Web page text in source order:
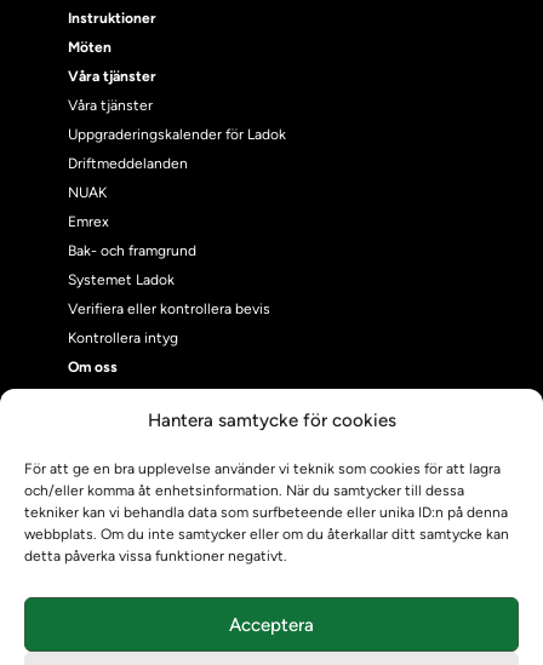
Hantera samtycke för cookies
För att ge en bra upplevelse använder vi teknik som cookies för att lagra
och/eller komma åt enhetsinformation. När du samtycker till dessa
tekniker kan vi behandla data som surfbeteende eller unika ID:n på denna
webbplats. Om du inte samtycker eller om du återkallar ditt samtycke kan
detta påverka vissa funktioner negativt.
Acceptera
Instruktioner
Möten
Våra tjänster
Våra tjänster
Uppgraderingskalender för Ladok
Driftmeddelanden
NUAK
Emrex
Bak- och framgrund
Systemet Ladok
Verifiera eller kontrollera bevis
Kontrollera intyg
Om oss
Om Ladokkonsortiet
Vision, strategi och produktplan
Teamens sammansättning och arbetet på Ladokkonsortiet
Användarkontakter
Policyer och dokument